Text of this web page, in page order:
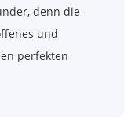
denn die
und
perfekten